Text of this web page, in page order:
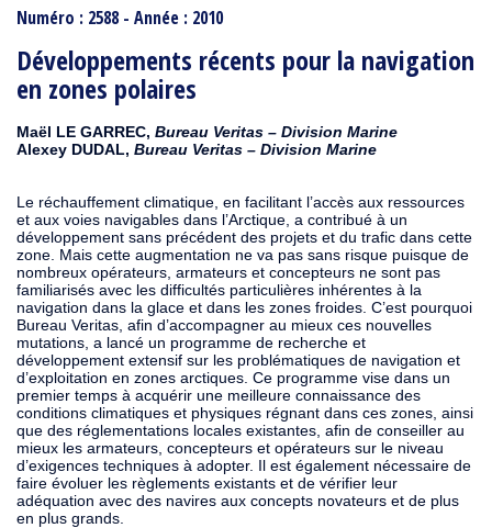
Numéro : 2588 - Année : 2010
Développements récents pour la navigation
en zones polaires
Maël LE GARREC, Bureau Veritas – Division Marine
Alexey DUDAL, Bureau Veritas – Division Marine
Le réchauffement climatique, en facilitant l’accès aux ressources
et aux voies navigables dans l’Arctique, a contribué à un
développement sans précédent des projets et du trafic dans cette
zone. Mais cette augmentation ne va pas sans risque puisque de
nombreux opérateurs, armateurs et concepteurs ne sont pas
familiarisés avec les difficultés particulières inhérentes à la
navigation dans la glace et dans les zones froides. C’est pourquoi
Bureau Veritas, afin d’accompagner au mieux ces nouvelles
mutations, a lancé un programme de recherche et
développement extensif sur les problématiques de navigation et
d’exploitation en zones arctiques. Ce programme vise dans un
premier temps à acquérir une meilleure connaissance des
conditions climatiques et physiques régnant dans ces zones, ainsi
que des réglementations locales existantes, afin de conseiller au
mieux les armateurs, concepteurs et opérateurs sur le niveau
d’exigences techniques à adopter. Il est également nécessaire de
faire évoluer les règlements existants et de vérifier leur
adéquation avec des navires aux concepts novateurs et de plus
en plus grands.